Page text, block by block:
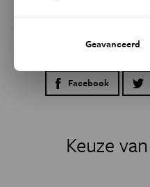
Dit
Facebook
Keuze
Geavanceerd